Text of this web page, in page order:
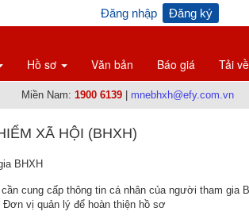
Đăng ký
Đăng nhập
Hồ sơ Văn bản Báo giá Tải về
Miền Nam: 1900 6139| mnebhxh@efy.com.vn
XÃ HỘI (BHXH)
BHXH
cung cấp thông tin cá nhân của người tham gia
vị quản lý để hoàn thiện hồ sơ